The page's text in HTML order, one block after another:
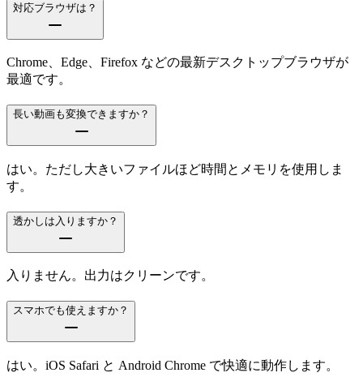
対応ブラウザは？
Chrome、Edge、Firefox などの最新デスクトップブラウザが
最適です。
長い動画も変換できますか？
はい。ただし大きいファイルほど時間とメモリを使用しま
す。
透かしは入りますか？
入りません。出力はクリーンです。
スマホでも使えますか？
はい。iOS Safari と Android Chrome で快適に動作します。